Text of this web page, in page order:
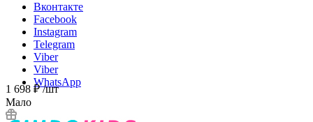
Вконтакте
Facebook
Instagram
Telegram
Viber
Viber
WhatsApp
1 698 ₽ /шт
Мало